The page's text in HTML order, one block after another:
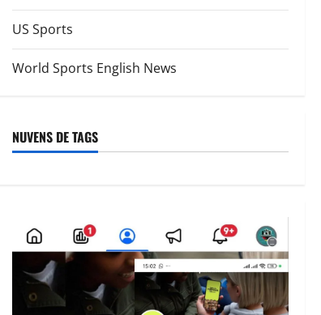
US Sports
World Sports English News
NUVENS DE TAGS